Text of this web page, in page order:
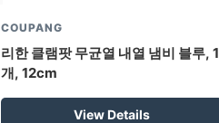
COUPANG
리한 클램팟 무균열 내열 냄비 블루, 1
개, 12cm
View Details